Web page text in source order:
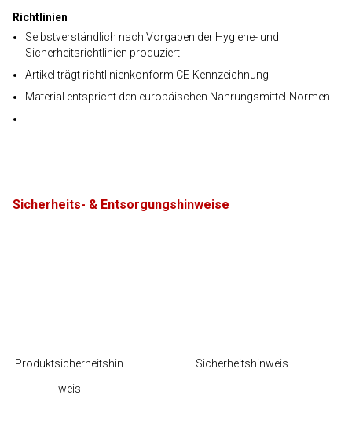
Richtlinien
Selbstverständlich nach Vorgaben der Hygiene- und
Sicherheitsrichtlinien produziert
Artikel trägt richtlinienkonform CE-Kennzeichnung
Material entspricht den europäischen Nahrungsmittel-Normen
Sicherheits- & Entsorgungshinweise
Produktsicherheitshin
weis
Sicherheitshinweis